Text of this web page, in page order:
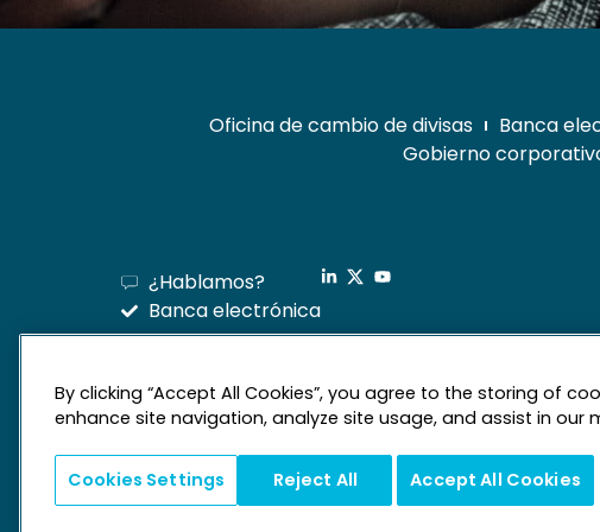
Oficina de cambio de divisas Banca
Gobierno
¿Hablamos?
Banca electrónica
By clicking “Accept All Cookies”, you agree to the storing of
enhance site navigation, analyze site usage, and assist in our
Cookies Settings Reject All Accept All Cookies